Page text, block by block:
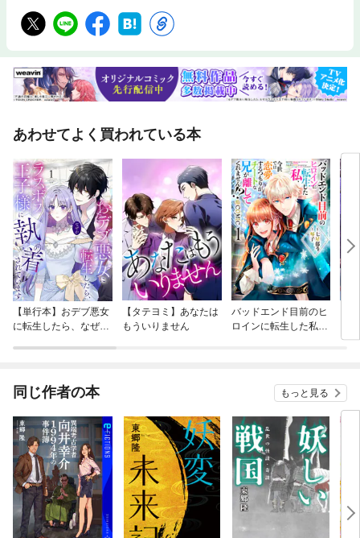
あわせてよく買われている本
【単行本】おデブ悪女
に転生したら、なぜか
【タテヨミ】あなたは
もういりません
バッドエンド目前のヒ
ロインに転生した私、
同じ作者の本 もっと見る